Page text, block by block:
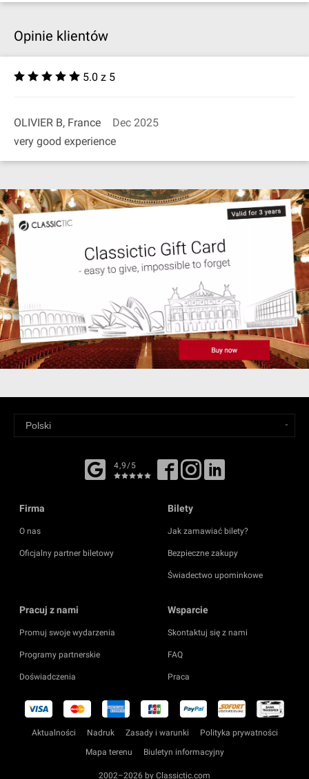
Opinie klientów
5.0 z 5
OLIVIER B, France
Dec 2025
very good experience
4,9/5
Firma
O nas
Oficjalny partner biletowy
Bilety
Jak zamawiać bilety?
Bezpieczne zakupy
Świadectwo upominkowe
Pracuj z nami
Promuj swoje wydarzenia
Programy partnerskie
Doświadczenia
Wsparcie
Skontaktuj się z nami
FAQ
Praca
Aktualności Nadruk Zasady i warunki
Polityka prywatności
Mapa terenu
Biuletyn informacyjny
2002–2026 by Classictic.com